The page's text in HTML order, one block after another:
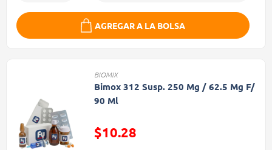
AGREGAR A LA BOLSA
BIOMIX
Bimox 312 Susp. 250 Mg / 62.5 Mg F/
90 Ml
$10.28